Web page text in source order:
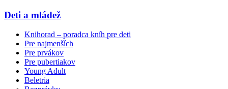
Deti a mládež
Knihorad – poradca kníh pre deti
Pre najmenších
Pre prvákov
Pre pubertiakov
Young Adult
Beletria